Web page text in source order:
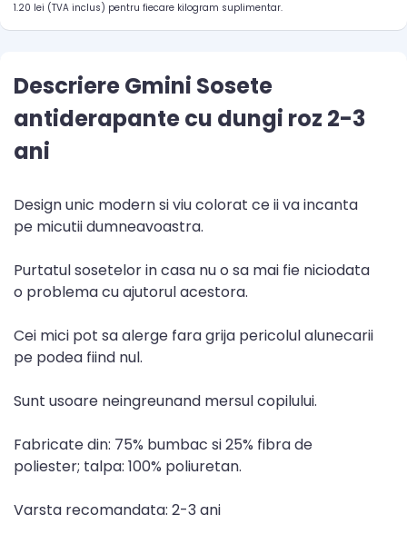
1.20 lei (TVA inclus) pentru fiecare kilogram suplimentar.
Descriere Gmini Sosete
antiderapante cu dungi roz 2-3
ani
Design unic modern si viu colorat ce ii va incanta
pe micutii dumneavoastra.
Purtatul sosetelor in casa nu o sa mai fie niciodata
o problema cu ajutorul acestora.
Cei mici pot sa alerge fara grija pericolul alunecarii
pe podea fiind nul.
Sunt usoare neingreunand mersul copilului.
Fabricate din: 75% bumbac si 25% fibra de
poliester; talpa: 100% poliuretan.
Varsta recomandata: 2-3 ani